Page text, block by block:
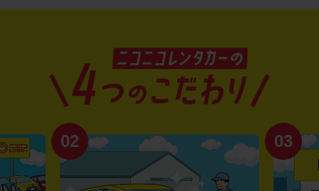
02 03